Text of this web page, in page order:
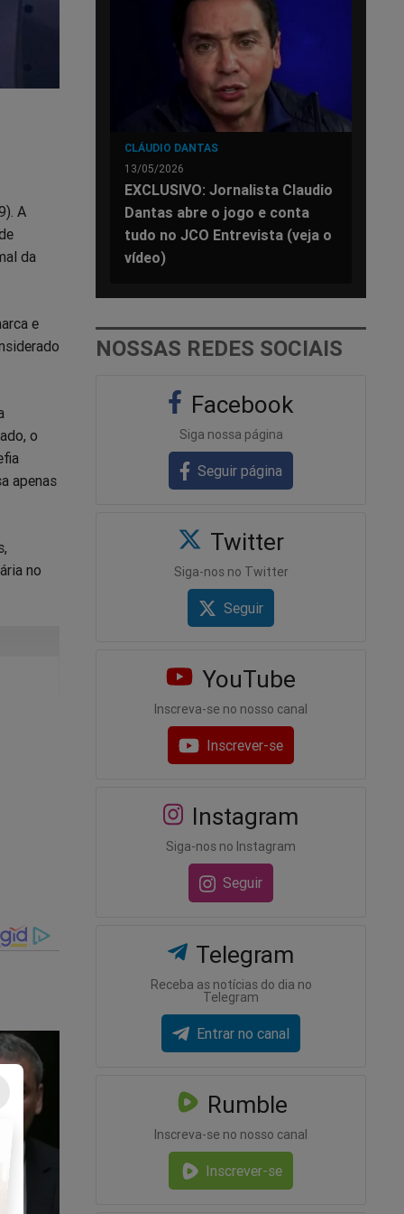
A
da
e
o
apenas
no
da
clique
CLÁUDIO DANTAS
13/05/2026
EXCLUSIVO: Jornalista Claudio
Dantas abre o jogo e conta
tudo no JCO Entrevista (veja o
vídeo)
NOSSAS REDES SOCIAIS
Facebook
Siga nossa página
Seguir página
Twitter
Siga-nos no Twitter
Seguir
YouTube
Inscreva-se no nosso canal
Inscrever-se
Instagram
Siga-nos no Instagram
Seguir
Telegram
Receba as notícias do dia no
Telegram
Entrar no canal
Rumble
Inscreva-se no nosso canal
Inscrever-se